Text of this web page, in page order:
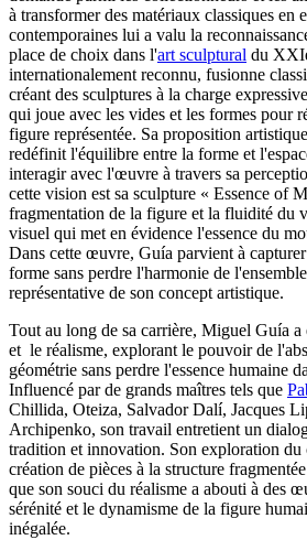
à transformer des matériaux classiques en
contemporaines lui a valu la
place de choix dans l'art sculptural du
internationalement reconnu, fusionne
créant des sculptures à la charge
qui joue avec les vides et les formes pour
figure représentée. Sa proposition
redéfinit l'équilibre entre la forme et
interagir avec l'œuvre à travers sa
cette vision est sa sculpture « Essence of
fragmentation de la figure et la fluidité du
visuel qui met en évidence l'essence du
Dans cette œuvre, Guía parvient à
forme sans perdre l'harmonie de
représentative de son concept artistique.
Tout au long de sa carrière, Miguel Guía a
et le réalisme, explorant le pouvoir de
géométrie sans perdre l'essence humaine
Influencé par de grands maîtres tels que
Chillida, Oteiza, Salvador Dalí, Jacques
Archipenko, son travail entretient un
tradition et innovation. Son exploration du
création de pièces à la structure
que son souci du réalisme a abouti à des
sérénité et le dynamisme de la figure
inégalée.